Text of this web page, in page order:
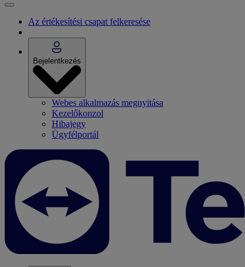
Az értékesítési csapat felkeresése
Bejelentkezés
Webes alkalmazás megnyitása
Kezelőkonzol
Hibajegy
Ügyfélportál